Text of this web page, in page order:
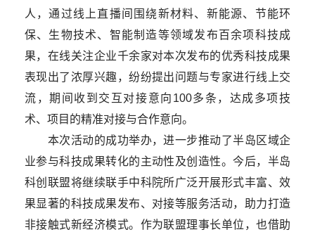
人，通过线上直播间围绕新材料、新能源、节能环
保、生物技术、智能制造等领域发布百余项科技成
果，在线关注企业千余家对本次发布的优秀科技成果
表现出了浓厚兴趣，纷纷提出问题与专家进行线上交
流，期间收到交互对接意向100多条，达成多项技
术、项目的精准对接与合作意向。
本次活动的成功举办，进一步推动了半岛区域企
业参与科技成果转化的主动性及创造性。今后，半岛
科创联盟将继续联手中科院所广泛开展形式丰富、效
果显著的科技成果发布、对接等服务活动，助力打造
非接触式新经济模式。作为联盟理事长单位，也借助